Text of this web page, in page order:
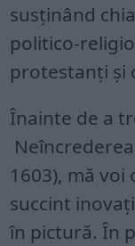
susținând
politico-
protestanți și
Înainte de a
1603), mă
succint
în pictură. În